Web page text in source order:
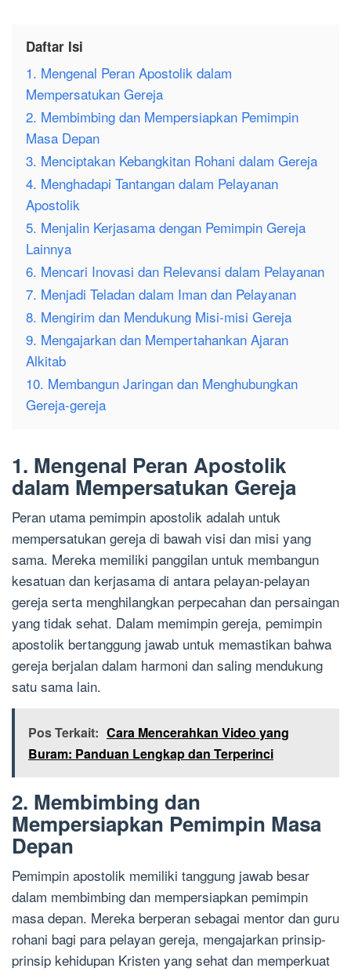
Daftar Isi
1. Mengenal Peran Apostolik dalam
Mempersatukan Gereja
2. Membimbing dan Mempersiapkan Pemimpin
Masa Depan
3. Menciptakan Kebangkitan Rohani dalam Gereja
4. Menghadapi Tantangan dalam Pelayanan
Apostolik
5. Menjalin Kerjasama dengan Pemimpin Gereja
Lainnya
6. Mencari Inovasi dan Relevansi dalam Pelayanan
7. Menjadi Teladan dalam Iman dan Pelayanan
8. Mengirim dan Mendukung Misi-misi Gereja
9. Mengajarkan dan Mempertahankan Ajaran
Alkitab
10. Membangun Jaringan dan Menghubungkan
Gereja-gereja
1. Mengenal Peran Apostolik
dalam Mempersatukan Gereja
Peran utama pemimpin apostolik adalah untuk
mempersatukan gereja di bawah visi dan misi yang
sama. Mereka memiliki panggilan untuk membangun
kesatuan dan kerjasama di antara pelayan-pelayan
gereja serta menghilangkan perpecahan dan persaingan
yang tidak sehat. Dalam memimpin gereja, pemimpin
apostolik bertanggung jawab untuk memastikan bahwa
gereja berjalan dalam harmoni dan saling mendukung
satu sama lain.
Pos Terkait: Cara Mencerahkan Video yang
Buram: Panduan Lengkap dan Terperinci
2. Membimbing dan
Mempersiapkan Pemimpin Masa
Depan
Pemimpin apostolik memiliki tanggung jawab besar
dalam membimbing dan mempersiapkan pemimpin
masa depan. Mereka berperan sebagai mentor dan guru
rohani bagi para pelayan gereja, mengajarkan prinsip-
prinsip kehidupan Kristen yang sehat dan memperkuat